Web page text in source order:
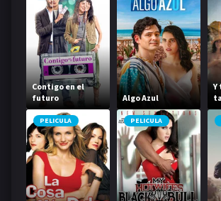
Contigo en el
futuro
Algo Azul
Y
PELICULA PELICULA